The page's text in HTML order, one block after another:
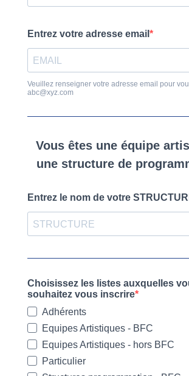
Entrez votre adresse email
Veuillez renseigner votre adresse email pour
abc@xyz.com
Vous êtes une équipe
une structure de
Entrez le nom de votre
Choisissez les listes auxquelles
souhaitez vous inscrire
Adhérents
Equipes Artistiques - BFC
Equipes Artistiques - hors BFC
Particulier